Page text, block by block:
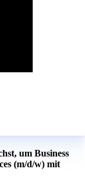
um Business
(m/d/w) mit